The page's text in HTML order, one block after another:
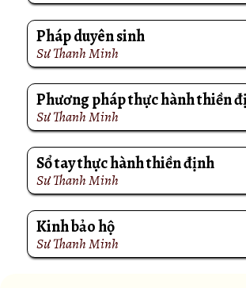
Pháp duyên sinh
Sư Thanh Minh
Phương pháp thực hành thiền
Sư Thanh Minh
Sổ tay thực hành thiền định
Sư Thanh Minh
Kinh bảo hộ
Sư Thanh Minh